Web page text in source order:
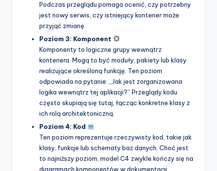
Podczas przeglądu pomaga ocenić, czy potrzebny
jest nowy serwis, czy istniejący kontener może
przyjąć zmianę.
Poziom 3: Komponent
Komponenty to logiczne grupy wewnątrz
kontenera. Mogą to być moduły, pakiety lub klasy
realizujące określoną funkcję. Ten poziom
odpowiada na pytanie: „Jak jest zorganizowana
logika wewnątrz tej aplikacji?” Przeglądy kodu
często skupiają się tutaj, łącząc konkretne klasy z
ich rolą architektoniczną.
Poziom 4: Kod
Ten poziom reprezentuje rzeczywisty kod, takie jak
klasy, funkcje lub schematy baz danych. Choć jest
to najniższy poziom, model C4 zwykle kończy się na
diagramach komponentów w dokumentacji,